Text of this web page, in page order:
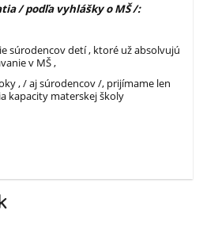
/ podľa vyhlášky o MŠ /:
súrodencov detí , ktoré už absolvujú
v MŠ ,
, / aj súrodencov /, prijímame len
kapacity materskej školy